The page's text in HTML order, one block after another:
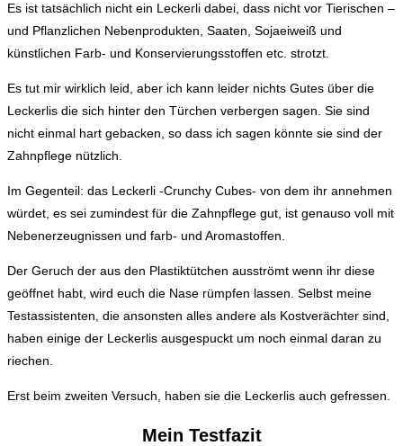
Es ist tatsächlich nicht ein Leckerli dabei, dass nicht vor Tierischen –
und Pflanzlichen Nebenprodukten, Saaten, Sojaeiweiß und
künstlichen Farb- und Konservierungsstoffen etc. strotzt.
Es tut mir wirklich leid, aber ich kann leider nichts Gutes über die
Leckerlis die sich hinter den Türchen verbergen sagen. Sie sind
nicht einmal hart gebacken, so dass ich sagen könnte sie sind der
Zahnpflege nützlich.
Im Gegenteil: das Leckerli -Crunchy Cubes- von dem ihr annehmen
würdet, es sei zumindest für die Zahnpflege gut, ist genauso voll mit
Nebenerzeugnissen und farb- und Aromastoffen.
Der Geruch der aus den Plastiktütchen ausströmt wenn ihr diese
geöffnet habt, wird euch die Nase rümpfen lassen. Selbst meine
Testassistenten, die ansonsten alles andere als Kostverächter sind,
haben einige der Leckerlis ausgespuckt um noch einmal daran zu
riechen.
Erst beim zweiten Versuch, haben sie die Leckerlis auch gefressen.
Mein Testfazit